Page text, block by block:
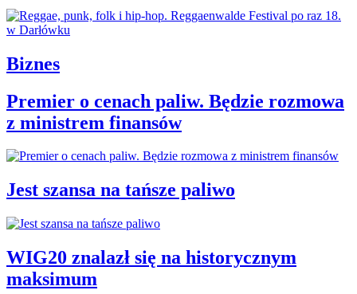
Biznes
Premier o cenach paliw. Będzie rozmowa
z ministrem finansów
Jest szansa na tańsze paliwo
WIG20 znalazł się na historycznym
maksimum